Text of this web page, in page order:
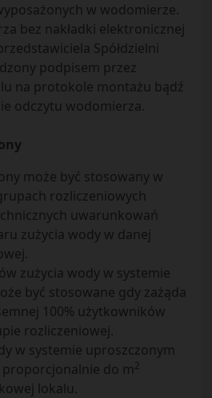
w wodomierze.
bez nakładki elektronicznej
Spółdzielni
podpisem przez
na protokole montażu bądź
odczytu wodomierza.
może być stosowany w
rozliczeniowych
uwarunkowań
zużycia wody w danej
zużycia wody w systemie
być stosowane gdy zażąda
100% użytkowników
rozliczeniowej.
w systemie uproszczonym
do m2
lokalu.